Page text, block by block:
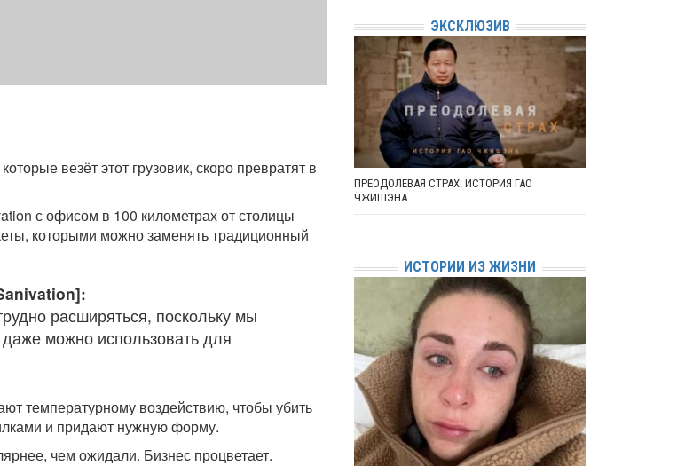
везёт этот грузовик, скоро превратят в
с офисом в 100 километрах от столицы
которыми можно заменять традиционный
расширяться, поскольку мы
можно использовать для
температурному воздействию, чтобы убить
и придают нужную форму.
чем ожидали. Бизнес процветает.
ЭКСКЛЮЗИВ
ПРЕОДОЛЕВАЯ СТРАХ: ИСТОРИЯ ГАО
ЧЖИШЭНА
ИСТОРИИ ИЗ ЖИЗНИ